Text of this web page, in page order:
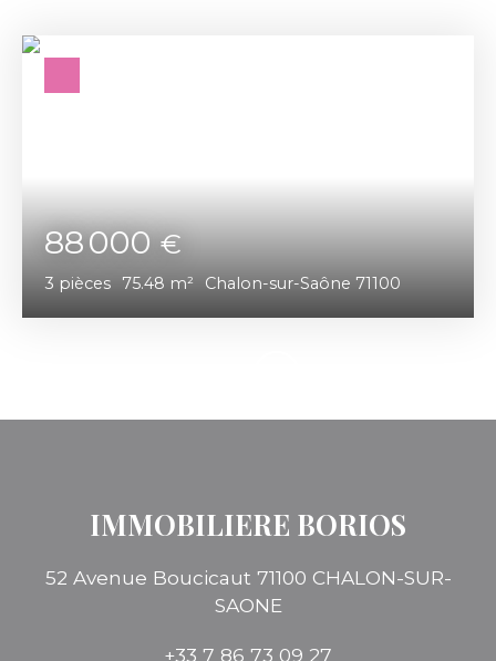
88 000€
3 pièces 75.48 m² Chalon-sur-Saône 71100
IMMOBILIERE BORIOS
52 Avenue Boucicaut 71100 CHALON-SUR-
SAONE
+33 7 86 73 09 27